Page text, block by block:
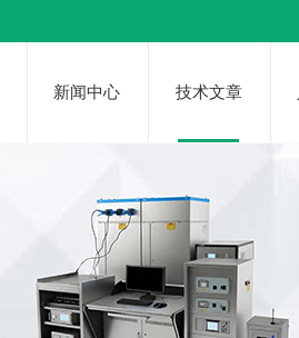
新闻中心 技术文章